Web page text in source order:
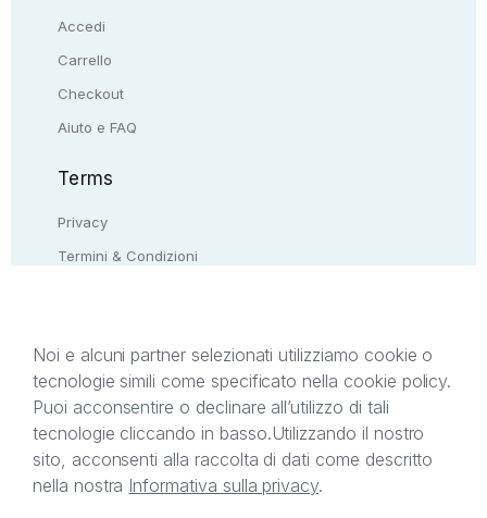
Accedi
Carrello
Checkout
Aiuto e FAQ
Terms
Privacy
Termini & Condizioni
Il presente sito web è di proprietà di StreetLib S.r.l.
titolare di tutti i diritti di proprietà intellettuale
afferenti ai marchi, loghi e segni distintivi presenti
sul sito web. Si invita l’utente a prendere visione
Noi e alcuni partner selezionati utilizziamo cookie o
tecnologie simili come specificato nella cookie policy.
Puoi acconsentire o declinare all’utilizzo di tali
tecnologie cliccando in basso.Utilizzando il nostro
sito, acconsenti alla raccolta di dati come descritto
nella nostra Informativa sulla privacy.